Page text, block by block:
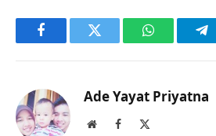
FacebookTwitter WhatsApp
Ade Yayat Priyatna
WebsiteFacebook